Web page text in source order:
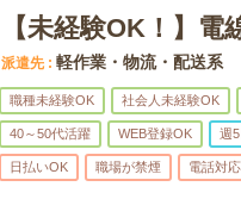
【未経験OK！】
派遣先 軽作業・物流・配送系
職種未経験OK 社会人未経験OK
40～50代活躍 WEB登録OK 週
日払いOK 職場が禁煙 電話対